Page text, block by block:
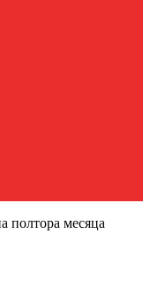
полтора месяца